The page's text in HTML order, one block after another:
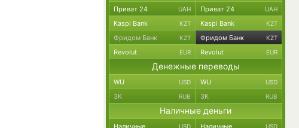
Приват 24 UAH Приват 24 UAH
Kaspi Bank KZT Kaspi Bank KZT
Фридом Банк KZT Фридом Банк KZT
Revolut EUR Revolut EUR
Денежные переводы
WU USD WU USD
ЗК RUB ЗК RUB
Наличные деньги
Наличные USD Наличные USD